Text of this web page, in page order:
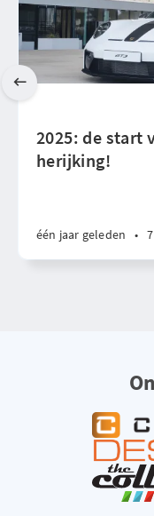
2025: de start
herijking!
één jaar geleden •